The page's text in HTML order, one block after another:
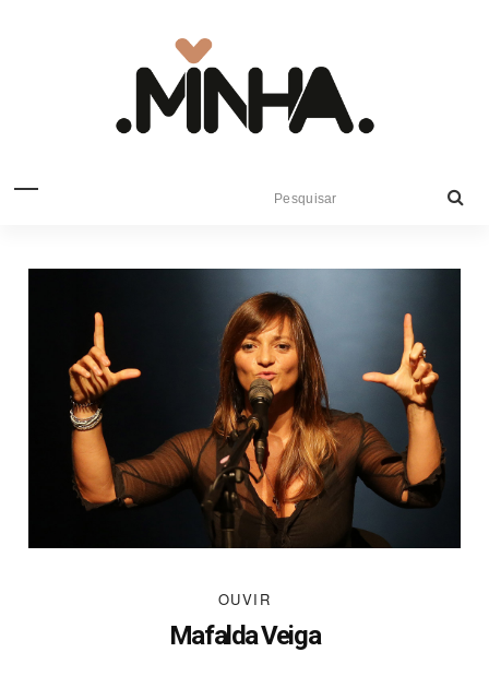
OUVIR
Mafalda Veiga